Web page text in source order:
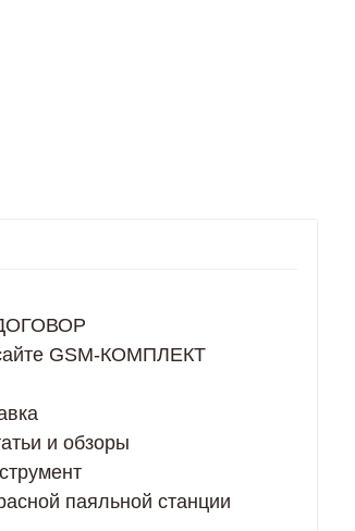
GSM-КОМПЛЕКТ
и обзоры
паяльной станции